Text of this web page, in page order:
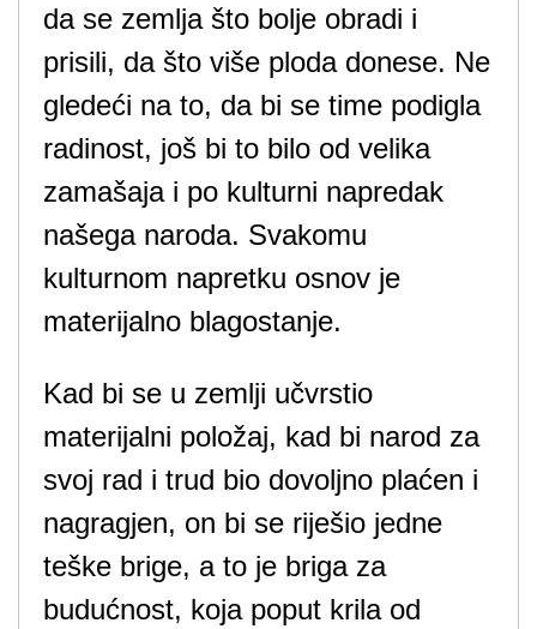
da se zemlja što bolje obradi i
prisili, da što više ploda donese. Ne
gledeći na to, da bi se time podigla
radinost, još bi to bilo od velika
zamašaja i po kulturni napredak
našega naroda. Svakomu
kulturnom napretku osnov je
materijalno blagostanje.
Kad bi se u zemlji učvrstio
materijalni položaj, kad bi narod za
svoj rad i trud bio dovoljno plaćen i
nagragjen, on bi se riješio jedne
teške brige, a to je briga za
budućnost, koja poput krila od